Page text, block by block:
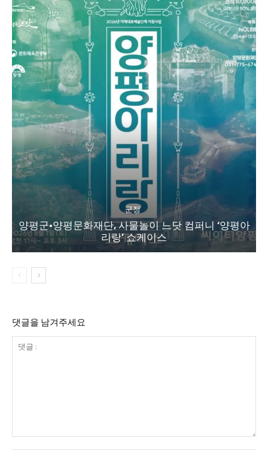
군정
양평군·양평문화재단, 사물놀이 느닷 컴퍼니 ‘양평아
리랑’ 쇼케이스
댓글을 남겨주세요